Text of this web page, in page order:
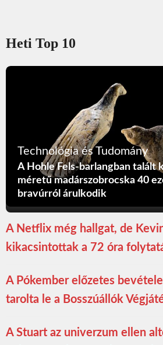
Heti Top 10
Technológia és Tudomány
A Hohle Fels-barlangban talált
méretű madárszobrocska 40
bravúrról árulkodik
A Netflix még hallgat, de
kikacsintottak a 72 óra
A Pókember előzetes
tarolta le a Bosszúállók
A Stuart az univerzum ellen